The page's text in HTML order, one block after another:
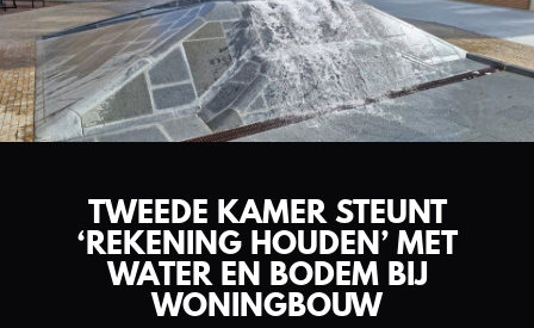
TWEEDE KAMER STEUNT
‘REKENING HOUDEN’ MET
WATER EN BODEM BIJ
WONINGBOUW